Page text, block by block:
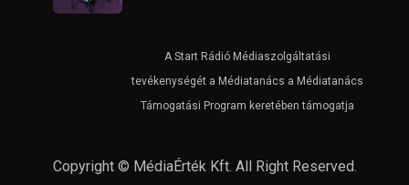
A Start Rádió Médiaszolgáltatási
tevékenységét a Médiatanács a Médiatanács
Támogatási Program keretében támogatja
Copyright © MédiaÉrték Kft. All Right Reserved.